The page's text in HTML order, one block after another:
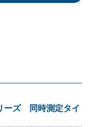
ーズ 同時測定タイ